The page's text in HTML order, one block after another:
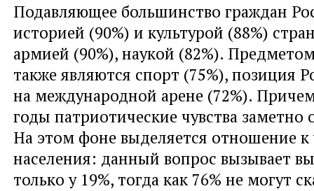
Подавляющее большинство граждан
историей (90%) и культурой (88%)
армией (90%), наукой (82%).
также являются спорт (75%), позиция
на международной арене (72%).
годы патриотические чувства заметно
На этом фоне выделяется отношение
населения: данный вопрос вызывает
только у 19%, тогда как 76% не могут